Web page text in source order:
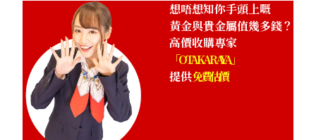
想唔想知你手頭上嘅
黃金與貴金屬值幾多錢？
高價收購專家
「OTAKARAYA」
提供免費估價